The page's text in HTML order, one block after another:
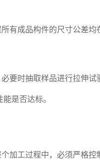
有成品构件的尺寸公差均
要时抽取样品进行拉伸试
是否达标。
加工过程中，必须严格控